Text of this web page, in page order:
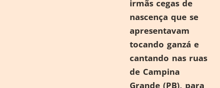
irmãs cegas de
nascença que se
apresentavam
tocando ganzá e
cantando nas ruas
de Campina
Grande (PB), para